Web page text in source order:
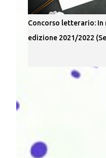
Concorso letterario: In
edizione 2021/2022